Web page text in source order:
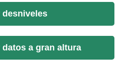
desniveles
datos a gran altura